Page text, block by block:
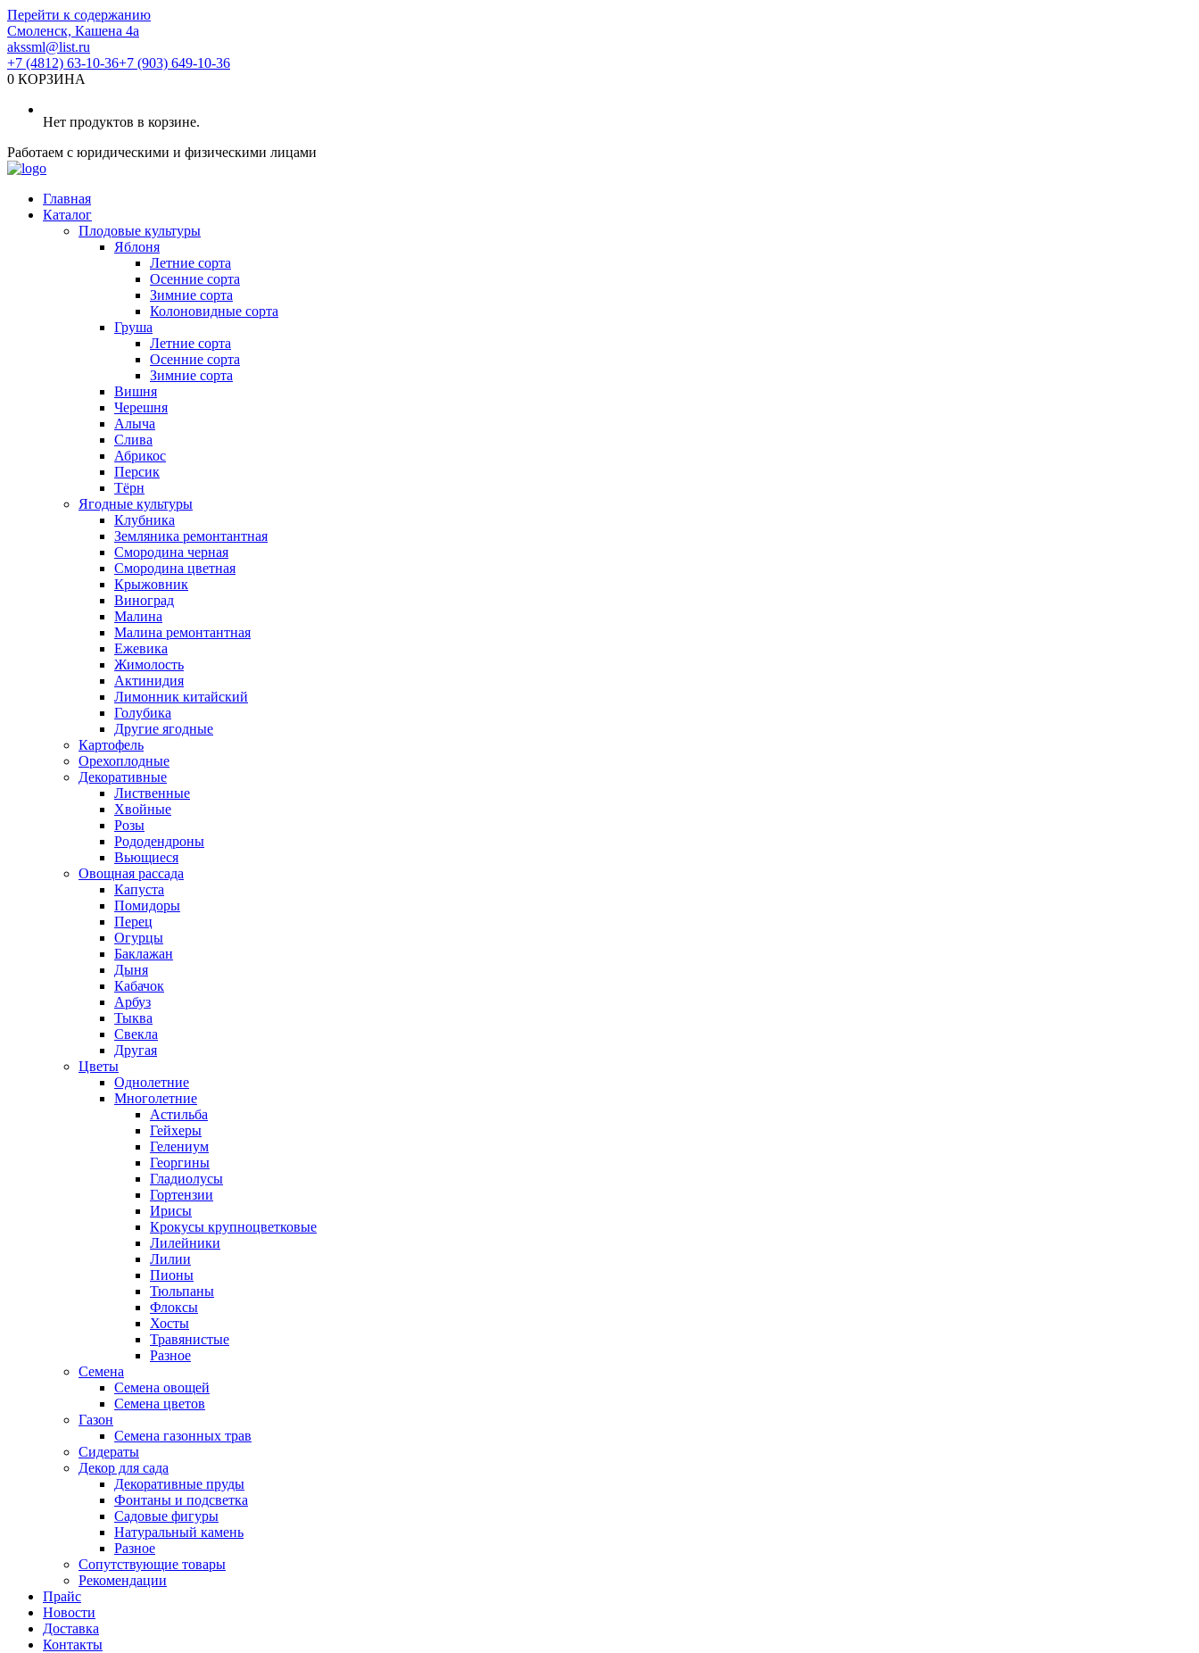
Перейти к содержанию
Смоленск, Кашена 4а
akssml@list.ru
+7 (4812) 63-10-36+7 (903) 649-10-36
0 КОРЗИНА
Нет продуктов в корзине.
Работаем с юридическими и физическими лицами
Главная
Каталог
Плодовые культуры
Яблоня
Летние сорта
Осенние сорта
Зимние сорта
Колоновидные сорта
Груша
Летние сорта
Осенние сорта
Зимние сорта
Вишня
Черешня
Алыча
Слива
Абрикос
Персик
Тёрн
Ягодные культуры
Клубника
Земляника ремонтантная
Смородина черная
Смородина цветная
Крыжовник
Виноград
Малина
Малина ремонтантная
Ежевика
Жимолость
Актинидия
Лимонник китайский
Голубика
Другие ягодные
Картофель
Орехоплодные
Декоративные
Лиственные
Хвойные
Розы
Рододендроны
Вьющиеся
Овощная рассада
Капуста
Помидоры
Перец
Огурцы
Баклажан
Дыня
Кабачок
Арбуз
Тыква
Свекла
Другая
Цветы
Однолетние
Многолетние
Астильба
Гейхеры
Гелениум
Георгины
Гладиолусы
Гортензии
Ирисы
Крокусы крупноцветковые
Лилейники
Лилии
Пионы
Тюльпаны
Флоксы
Хосты
Травянистые
Разное
Семена
Семена овощей
Семена цветов
Газон
Семена газонных трав
Сидераты
Декор для сада
Декоративные пруды
Фонтаны и подсветка
Садовые фигуры
Натуральный камень
Разное
Сопутствующие товары
Рекомендации
Прайс
Новости
Доставка
Контакты